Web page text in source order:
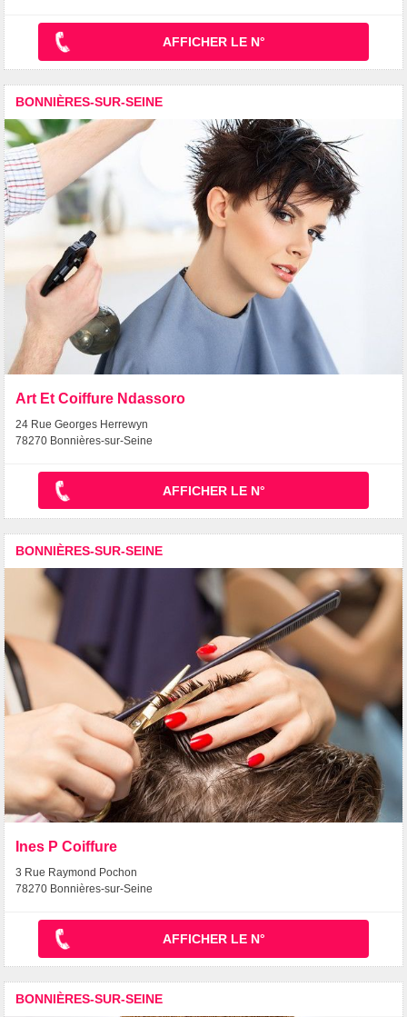
AFFICHER LE N°
BONNIÈRES-SUR-SEINE
Art Et Coiffure Ndassoro
24 Rue Georges Herrewyn
78270 Bonnières-sur-Seine
AFFICHER LE N°
BONNIÈRES-SUR-SEINE
Ines P Coiffure
3 Rue Raymond Pochon
78270 Bonnières-sur-Seine
AFFICHER LE N°
BONNIÈRES-SUR-SEINE